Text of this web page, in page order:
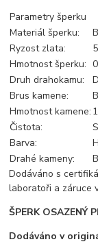
Parametry šperku
Materiál šperku:
Ryzost zlata:
Hmotnost šperku:
Druh drahokamu:
Brus kamene:
Hmotnost kamene:
Čistota:
Barva:
H
Drahé kameny:
Dodáváno s
laboratoři a záruce
ŠPERK OSAZENÝ
Dodáváno v